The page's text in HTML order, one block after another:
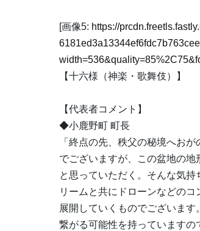
[画像5: https://
【十六様（神楽・歌舞伎）】
【代表者コメント】
◆小鹿野町 町長
「終点の先、秩父の秘境へお
でございますが、この盆地の
と思っていただく。そんな気
リームと共にドローンなどの
展開していくものでございま
繋がる可能性を持っていますの